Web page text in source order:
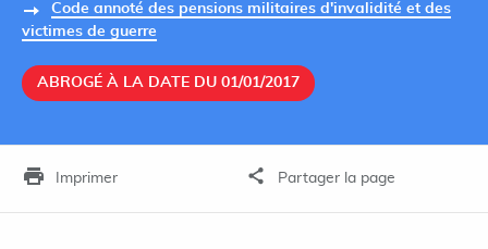
Code annoté des pensions militaires d'invalidité et des
victimes de guerre
ABROGÉ À LA DATE DU 01/01/2017
Imprimer Partager la page